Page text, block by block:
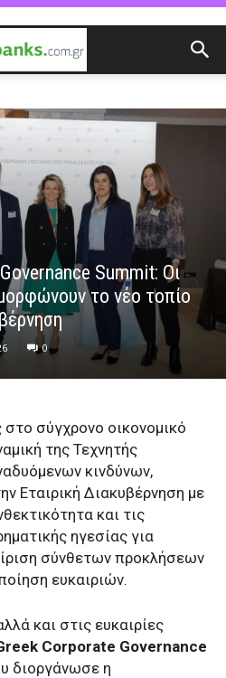
Summit: Οι
το νέο τοπίο
0
σύγχρονο οικονομικό
της Τεχνητής
κινδύνων,
Εταιρική Διακυβέρνηση με
και τις
ηγεσίας για
σύνθετων προκλήσεων
ευκαιριών.
και στις ευκαιρίες
Corporate Governance
διοργάνωσε η